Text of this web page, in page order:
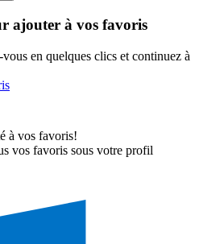
ajouter à vos favoris
en quelques clics et continuez à
à vos favoris!
vos favoris sous votre profil